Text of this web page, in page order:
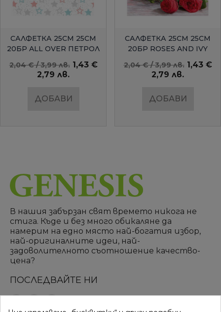
БЪРЗ ПРЕГЛЕД
САЛФЕТКА 25СМ 25СМ
20БР ALL OVER ПЕТРОЛ
2,04 € / 3,99 лв. 1,43 €
2,79 лв.
ДОБАВИ
БЪРЗ ПРЕГЛЕД
САЛФЕТКА 25СМ 25СМ
20БР ROSES AND IVY
AMBIENTE
2,04 € / 3,99 лв. 1,43 €
2,79 лв.
ДОБАВИ
В нашия забързан свят времето никога не
стига. Къде и без много обикаляне да
намерим на едно място най-богатия избор,
най-оригиналните идеи, най-
задоволителното съотношение качество-
цена?
ПОСЛЕДВАЙТЕ НИ